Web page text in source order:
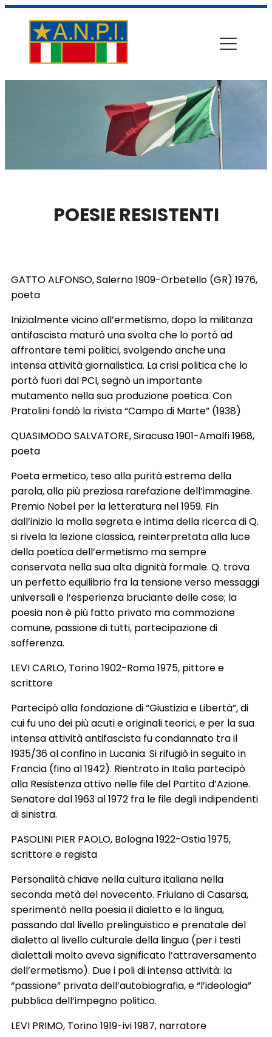
POESIE RESISTENTI
GATTO ALFONSO, Salerno 1909-Orbetello (GR) 1976,
poeta
Inizialmente vicino all’ermetismo, dopo la militanza
antifascista maturò una svolta che lo portò ad
affrontare temi politici, svolgendo anche una
intensa attività giornalistica. La crisi politica che lo
portò fuori dal PCI, segnò un importante
mutamento nella sua produzione poetica. Con
Pratolini fondò la rivista “Campo di Marte” (1938)
QUASIMODO SALVATORE, Siracusa 1901-Amalfi 1968,
poeta
Poeta ermetico, teso alla purità estrema della
parola, alla più preziosa rarefazione dell’immagine.
Premio Nobel per la letteratura nel 1959. Fin
dall’inizio la molla segreta e intima della ricerca di Q.
si rivela la lezione classica, reinterpretata alla luce
della poetica dell’ermetismo ma sempre
conservata nella sua alta dignità formale. Q. trova
un perfetto equilibrio fra la tensione verso messaggi
universali e l’esperienza bruciante delle cose; la
poesia non è più fatto privato ma commozione
comune, passione di tutti, partecipazione di
sofferenza.
LEVI CARLO, Torino 1902-Roma 1975, pittore e
scrittore
Partecipò alla fondazione di “Giustizia e Libertà”, di
cui fu uno dei più acuti e originali teorici, e per la sua
intensa attività antifascista fu condannato tra il
1935/36 al confino in Lucania. Si rifugiò in seguito in
Francia (fino al 1942). Rientrato in Italia partecipò
alla Resistenza attivo nelle file del Partito d’Azione.
Senatore dal 1963 al 1972 fra le file degli indipendenti
di sinistra.
PASOLINI PIER PAOLO, Bologna 1922-Ostia 1975,
scrittore e regista
Personalità chiave nella cultura italiana nella
seconda metà del novecento. Friulano di Casarsa,
sperimentò nella poesia il dialetto e la lingua,
passando dal livello prelinguistico e prenatale del
dialetto al livello culturale della lingua (per i testi
dialettali molto aveva significato l’attraversamento
dell’ermetismo). Due i poli di intensa attività: la
“passione” privata dell’autobiografia, e “l’ideologia”
pubblica dell’impegno politico.
LEVI PRIMO, Torino 1919-ivi 1987, narratore